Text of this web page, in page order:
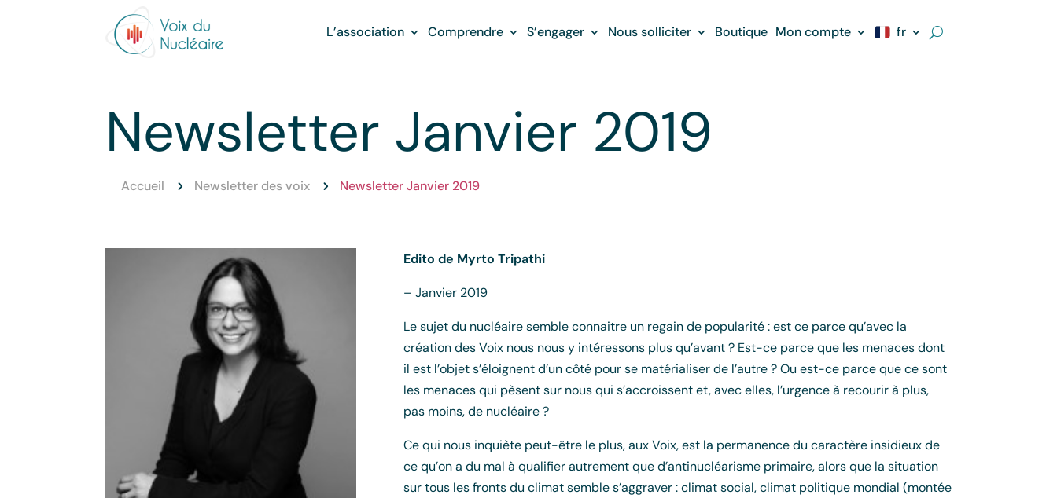
L’association Comprendre S’engager Nous solliciter Boutique Mon compte fr
Newsletter Janvier 2019
Accueil 5 Newsletter des voix 5 Newsletter Janvier 2019
Edito de Myrto Tripathi
– Janvier 2019
Le sujet du nucléaire semble connaitre un regain de popularité : est ce parce qu’avec la
création des Voix nous nous y intéressons plus qu’avant ? Est-ce parce que les menaces dont
il est l’objet s’éloignent d’un côté pour se matérialiser de l’autre ? Ou est-ce parce que ce sont
les menaces qui pèsent sur nous qui s’accroissent et, avec elles, l’urgence à recourir à plus,
pas moins, de nucléaire ?
Ce qui nous inquiète peut-être le plus, aux Voix, est la permanence du caractère insidieux de
ce qu’on a du mal à qualifier autrement que d’antinucléarisme primaire, alors que la situation
sur tous les fronts du climat semble s’aggraver : climat social, climat politique mondial (montée